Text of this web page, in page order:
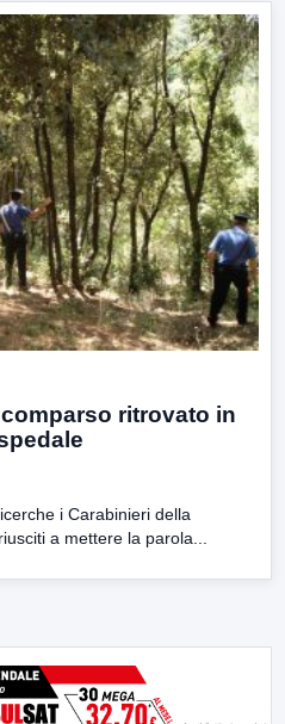
ritrovato in
i Carabinieri della
a mettere la parola...